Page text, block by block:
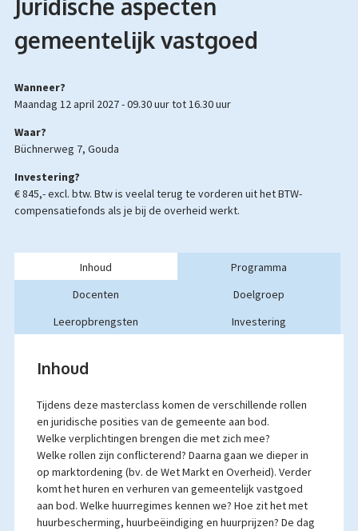
Juridische aspecten
gemeentelijk vastgoed
Wanneer?
maandag 12 april 2027 -09.30 uurtot16.30 uur
Waar?
Büchnerweg 7, Gouda
Investering?
€ 845,- excl. btw. Btw is veelal terug te vorderen uit het BTW-
compensatiefonds als je bij de overheid werkt.
Inhoud
Programma
Docenten
Doelgroep
Leeropbrengsten
Investering
Inhoud
Tijdens deze masterclass komen de verschillende rollen
en juridische posities van de gemeente aan bod.
Welke verplichtingen brengen die met zich mee?
Welke rollen zijn conflicterend? Daarna gaan we dieper in
op marktordening (bv. de Wet Markt en Overheid). Verder
komt het huren en verhuren van gemeentelijk vastgoed
aan bod. Welke huurregimes kennen we? Hoe zit het met
huurbescherming, huurbeëindiging en huurprijzen? De dag